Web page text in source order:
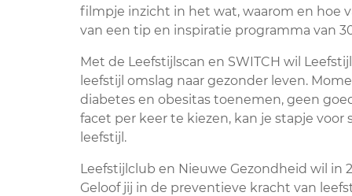
filmpje inzicht in het wat, waarom en hoe
van een tip en inspiratie programma van
Met de Leefstijlscan en SWITCH wil
leefstijl omslag naar gezonder leven.
diabetes en obesitas toenemen, geen
facet per keer te kiezen, kan je stapje
leefstijl.
Leefstijlclub en Nieuwe Gezondheid wil in
Geloof jij in de preventieve kracht van